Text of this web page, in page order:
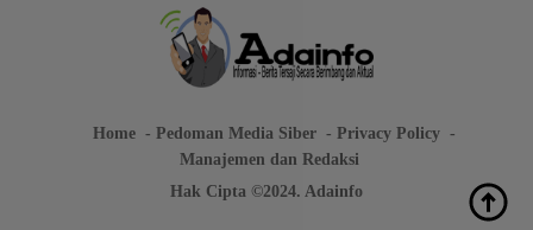
Home Pedoman Media Siber
Privacy Policy
Manajemen dan Redaksi
Hak Cipta ©2024. Adainfo